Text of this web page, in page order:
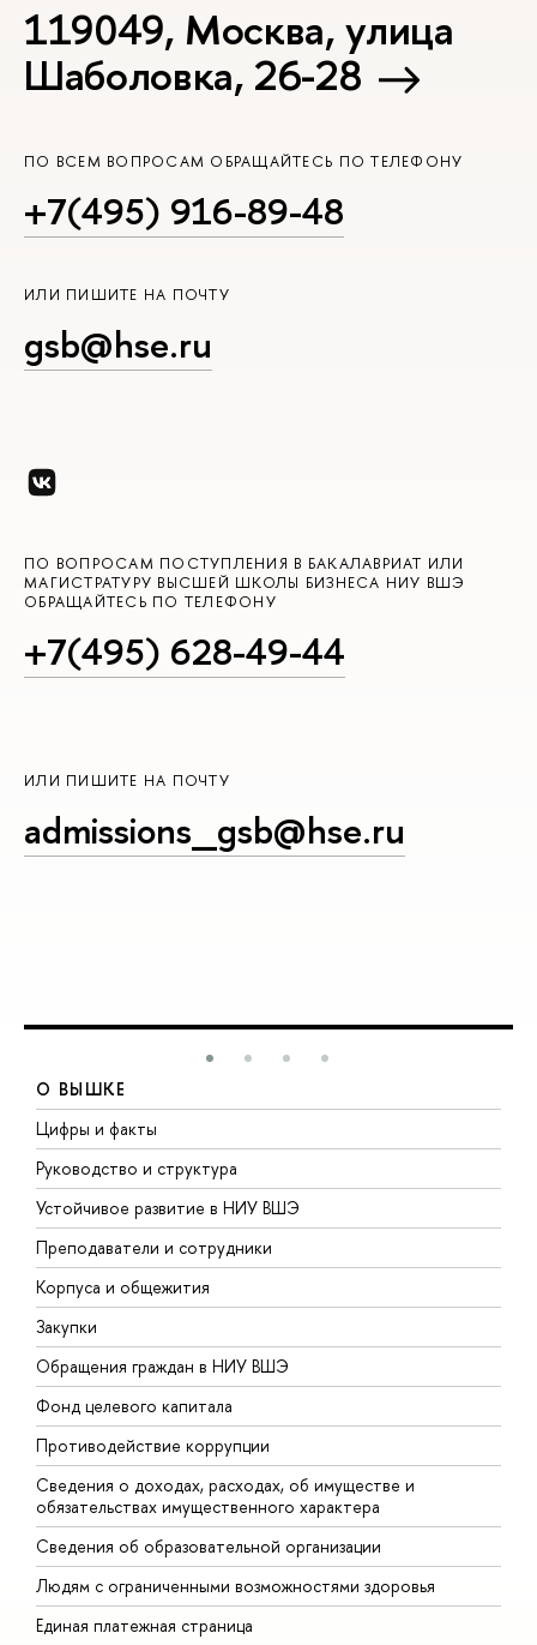
119049, Москва, улица
Шаболовка, 26-28
ПО ВСЕМ ВОПРОСАМ ОБРАЩАЙТЕСЬ ПО ТЕЛЕФОНУ
+7(495) 916-89-48
ИЛИ ПИШИТЕ НА ПОЧТУ
gsb@hse.ru
ПО ВОПРОСАМ ПОСТУПЛЕНИЯ В БАКАЛАВРИАТ ИЛИ
МАГИСТРАТУРУ ВЫСШЕЙ ШКОЛЫ БИЗНЕСА НИУ ВШЭ
ОБРАЩАЙТЕСЬ ПО ТЕЛЕФОНУ
+7(495) 628-49-44
ИЛИ ПИШИТЕ НА ПОЧТУ
admissions_gsb@hse.ru
О ВЫШКЕ
Цифры и факты
Руководство и структура
Устойчивое развитие в НИУ ВШЭ
Преподаватели и сотрудники
Корпуса и общежития
Закупки
Обращения граждан в НИУ ВШЭ
Фонд целевого капитала
Противодействие коррупции
Сведения о доходах, расходах, об имуществе и
обязательствах имущественного характера
Сведения об образовательной организации
Людям с ограниченными возможностями здоровья
Единая платежная страница